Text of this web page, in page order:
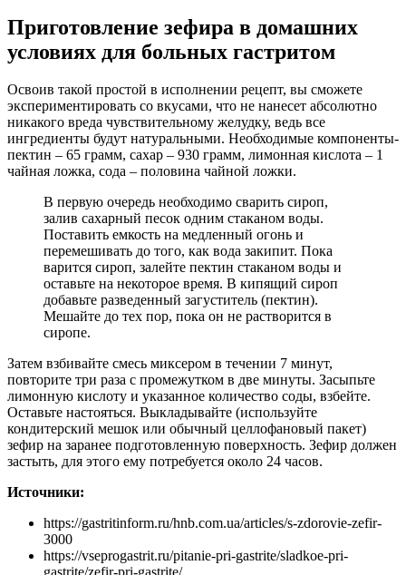
Приготовление зефира в домашних
условиях для больных гастритом
Освоив такой простой в исполнении рецепт, вы сможете
экспериментировать со вкусами, что не нанесет абсолютно
никакого вреда чувствительному желудку, ведь все
ингредиенты будут натуральными. Необходимые компоненты-
пектин – 65 грамм, сахар – 930 грамм, лимонная кислота – 1
чайная ложка, сода – половина чайной ложки.
В первую очередь необходимо сварить сироп,
залив сахарный песок одним стаканом воды.
Поставить емкость на медленный огонь и
перемешивать до того, как вода закипит. Пока
варится сироп, залейте пектин стаканом воды и
оставьте на некоторое время. В кипящий сироп
добавьте разведенный загуститель (пектин).
Мешайте до тех пор, пока он не растворится в
сиропе.
Затем взбивайте смесь миксером в течении 7 минут,
повторите три раза с промежутком в две минуты. Засыпьте
лимонную кислоту и указанное количество соды, взбейте.
Оставьте настояться. Выкладывайте (используйте
кондитерский мешок или обычный целлофановый пакет)
зефир на заранее подготовленную поверхность. Зефир должен
застыть, для этого ему потребуется около 24 часов.
Источники:
https://gastritinform.ru/hnb.com.ua/articles/s-zdorovie-zefir-
3000
https://vseprogastrit.ru/pitanie-pri-gastrite/sladkoe-pri-